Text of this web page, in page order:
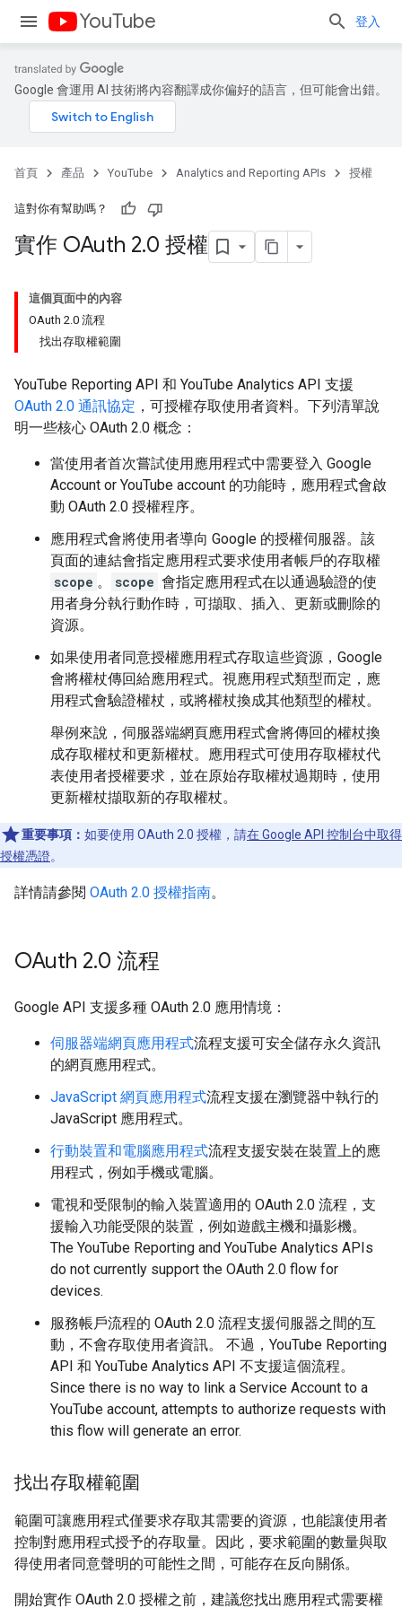
YouTube 登入
Google 會運用 AI 技術將內容翻譯成你偏好的語言，但可能會出錯。
首頁 產品 YouTube Analytics and Reporting APIs 授權
這對你有幫助嗎？
實作 OAuth 2.0 授權
這個頁面中的內容
OAuth 2.0 流程
找出存取權範圍
YouTube Reporting API 和 YouTube Analytics API 支援
OAuth 2.0 通訊協定 ，可授權存取使用者資料。下列清單說
明一些核心 OAuth 2.0 概念：
當使用者首次嘗試使用應用程式中需要登入 Google
Account or YouTube account 的功能時，應用程式會啟
動 OAuth 2.0 授權程序。
應用程式會將使用者導向 Google 的授權伺服器。該
頁面的連結會指定應用程式要求使用者帳戶的存取權
scope 。 scope 會指定應用程式在以通過驗證的使
用者身分執行動作時，可擷取、插入、更新或刪除的
資源。
如果使用者同意授權應用程式存取這些資源，Google
會將權杖傳回給應用程式。視應用程式類型而定，應
用程式會驗證權杖，或將權杖換成其他類型的權杖。
舉例來說，伺服器端網頁應用程式會將傳回的權杖換
成存取權杖和更新權杖。應用程式可使用存取權杖代
表使用者授權要求，並在原始存取權杖過期時，使用
更新權杖擷取新的存取權杖。
重要事項： 如要使用 OAuth 2.0 授權，請在 Google API 控制台中取得
授權憑證。
詳情請參閱 OAuth 2.0 授權指南。
OAuth 2.0 流程
Google API 支援多種 OAuth 2.0 應用情境：
伺服器端網頁應用程式流程支援可安全儲存永久資訊
的網頁應用程式。
JavaScript 網頁應用程式流程支援在瀏覽器中執行的
JavaScript 應用程式。
行動裝置和電腦應用程式流程支援安裝在裝置上的應
用程式，例如手機或電腦。
電視和受限制的輸入裝置適用的 OAuth 2.0 流程，支
援輸入功能受限的裝置，例如遊戲主機和攝影機。
The YouTube Reporting and YouTube Analytics APIs
do not currently support the OAuth 2.0 flow for
devices.
服務帳戶流程的 OAuth 2.0 流程支援伺服器之間的互
動，不會存取使用者資訊。 不過， YouTube Reporting
API 和 YouTube Analytics API 不支援這個流程。
Since there is no way to link a Service Account to a
YouTube account, attempts to authorize requests with
this flow will generate an error.
找出存取權範圍
範圍可讓應用程式僅要求存取其需要的資源，也能讓使用者
控制對應用程式授予的存取量。因此，要求範圍的數量與取
得使用者同意聲明的可能性之間，可能存在反向關係。
開始實作 OAuth 2.0 授權之前，建議您找出應用程式需要權